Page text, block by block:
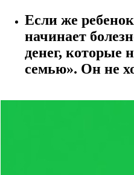
Если же
начинает
денег, которые
семью». Он не